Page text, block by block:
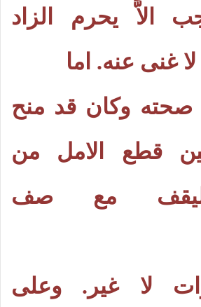
الاَّ يحرم الزاد
لا غنى عنه. اما
صحته وكان قد منح
قطع الامل من
مع صف
لا غير. وعلى